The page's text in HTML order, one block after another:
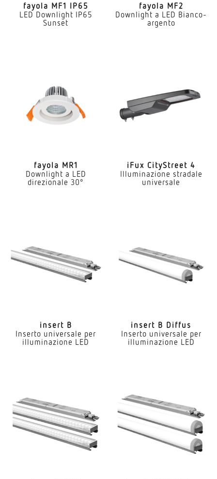
fayola MF1 IP65
LED Downlight IP65
Sunset
fayola MF2
Downlight a LED Bianco-
argento
fayola MR1
Downlight a LED
direzionale 30°
iFux City­Street 4
Illuminazione stradale
universale
insert B
Inserto universale per
illuminazione LED
insert B Diffus
Inserto universale per
illuminazione LED